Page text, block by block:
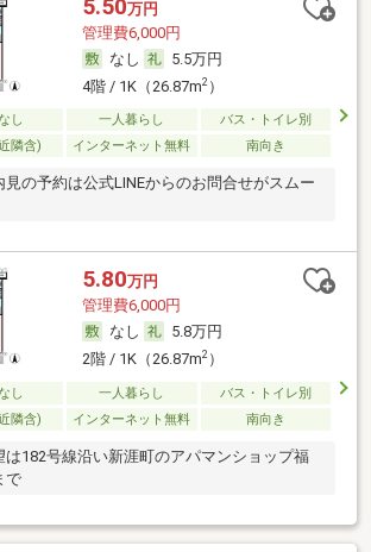
5.50万円
管理費6,000円
なし
5.5万円
4階 / 1K（26.87m2）
し 一人暮らし
バス・トイレ別
隣含)
インターネット無料 南向き
見の予約は公式LINEからのお問合せがスムー
5.80万円
管理費6,000円
なし
5.8万円
2階 / 1K（26.87m2）
し 一人暮らし
バス・トイレ別
隣含)
インターネット無料 南向き
は182号線沿い新涯町のアパマンショップ福
で